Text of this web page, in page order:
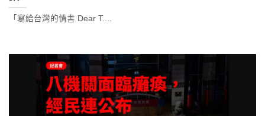
「寫給台灣的情書 Dear T....